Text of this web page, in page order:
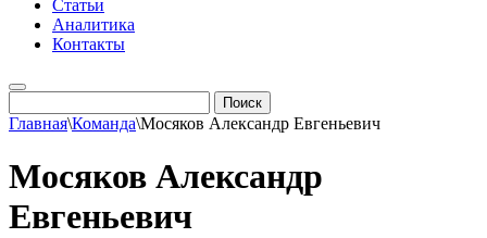
Статьи
Аналитика
Контакты
Главная\Команда\Мосяков Александр Евгеньевич
Мосяков Александр
Евгеньевич